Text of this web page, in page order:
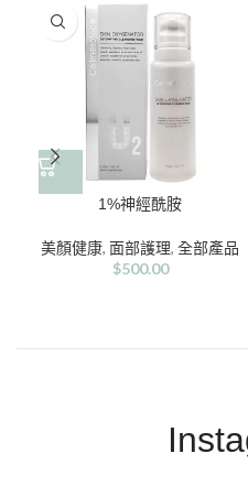
1%神經酰胺
美顏健康, 面部護理, 全部產品
$500.00